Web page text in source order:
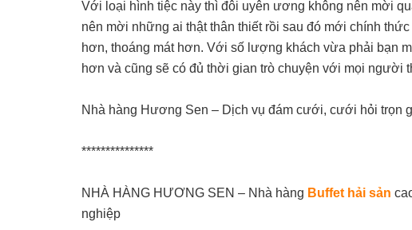
Với loại hình tiệc này thì đôi uyên ương không nên mời
nên mời những ai thật thân thiết rồi sau đó mới chính
hơn, thoáng mát hơn. Với số lượng khách vừa phải bạn
hơn và cũng sẽ có đủ thời gian trò chuyện với mọi người
Nhà hàng Hương Sen – Dịch vụ đám cưới, cưới hỏi trọn
***************
NHÀ HÀNG HƯƠNG SEN – Nhà hàng Buffet hải sản
nghiệp